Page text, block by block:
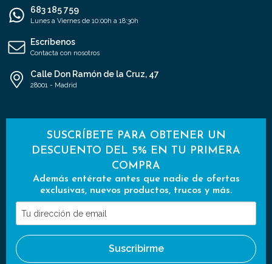
683 185 759
Lunes a Viernes de 10:00h a 18:30h
Escríbenos
Contacta con nosotros
Calle Don Ramón de la Cruz, 47
28001 - Madrid
SUSCRÍBETE PARA OBTENER UN
DESCUENTO DEL 5% EN TU PRIMERA
COMPRA
Además entérate antes que nadie de ofertas
exclusivas, nuevos productos, trucos y más.
Tu
dirección
de
email
Suscribirme